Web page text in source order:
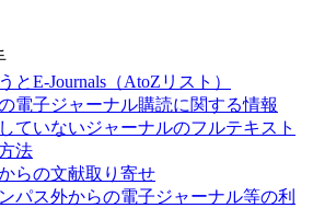
とE-Journals（AtoZリスト）
電子ジャーナル購読に関する情報
ていないジャーナルのフルテキスト
法
らの文献取り寄せ
パス外からの電子ジャーナル等の利